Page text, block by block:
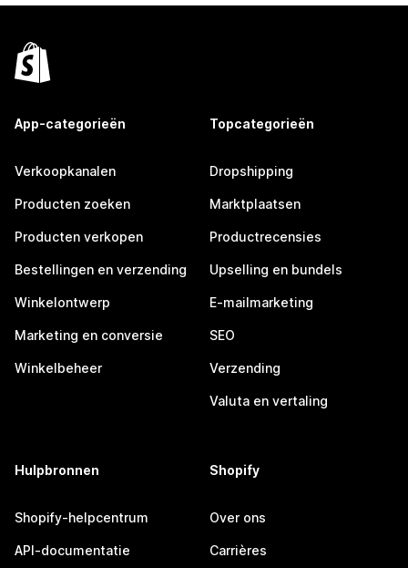
App-categorieën
Verkoopkanalen
Producten zoeken
Producten verkopen
Bestellingen en verzending
Winkelontwerp
Marketing en conversie
Winkelbeheer
Topcategorieën
Dropshipping
Marktplaatsen
Productrecensies
Upselling en bundels
E-mailmarketing
SEO
Verzending
Valuta en vertaling
Hulpbronnen
Shopify-helpcentrum
API-documentatie
Shopify
Over ons
Carrières